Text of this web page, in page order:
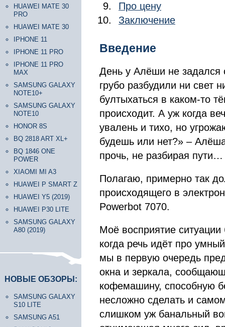
HUAWEI MATE 30
PRO
HUAWEI MATE 30
IPHONE 11
IPHONE 11 PRO
IPHONE 11 PRO
MAX
SAMSUNG GALAXY
NOTE10+
SAMSUNG GALAXY
NOTE10
HONOR 8S
BQ 2818 ART XL+
BQ 1846 ONE
POWER
XIAOMI MI A3
HUAWEI P SMART Z
HUAWEI Y5 (2019)
HUAWEI P30 LITE
SAMSUNG GALAXY
A80 (2019)
НОВЫЕ ОБЗОРЫ:
SAMSUNG GALAXY
S10 LITE
SAMSUNG A51
Про цену
Заключение
Введение
День у Алёши не задался
грубо разбудили ни свет
бултыхаться в каком-то
происходит. А уж когда
увалень и тихо, но
будешь или нет?» –
прочь, не разбирая пути…
Полагаю, примерно так
происходящего в
Powerbot 7070.
Моё восприятие
когда речь идёт про
мы в первую очередь
окна и зеркала,
кофемашину, способную
несложно сделать и
слишком уж банальный